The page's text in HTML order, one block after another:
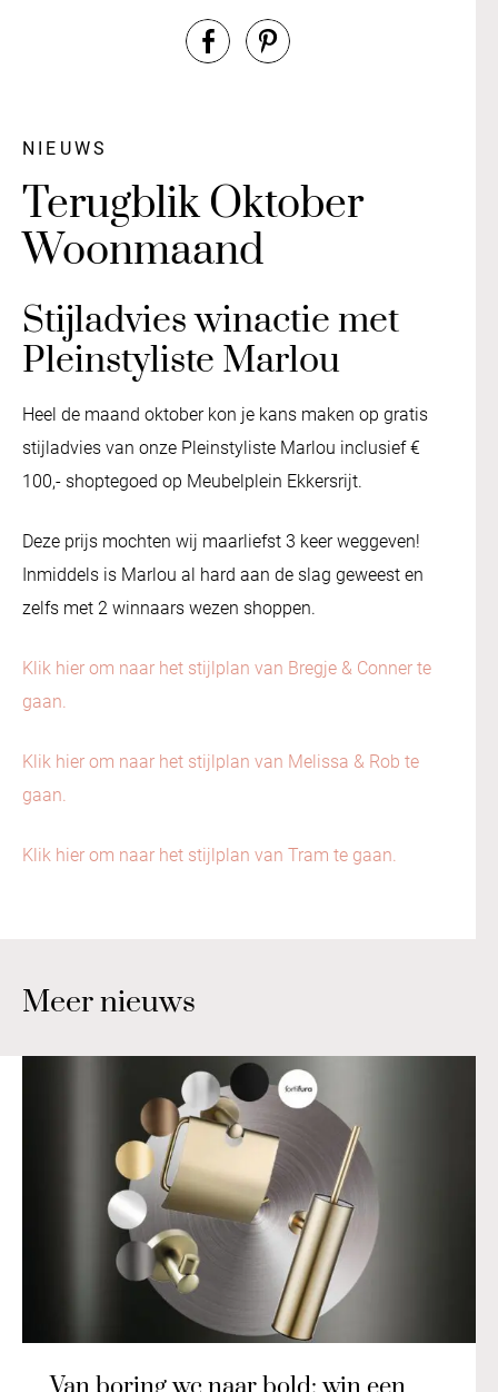
NIEUWS
Terugblik Oktober
Woonmaand
Stijladvies winactie met
Pleinstyliste Marlou
Heel de maand oktober kon je kans maken op gratis
stijladvies van onze Pleinstyliste Marlou inclusief €
100,- shoptegoed op Meubelplein Ekkersrijt.
Deze prijs mochten wij maarliefst 3 keer weggeven!
Inmiddels is Marlou al hard aan de slag geweest en
zelfs met 2 winnaars wezen shoppen.
Klik hier om naar het stijlplan van Bregje & Conner te
gaan.
Klik hier om naar het stijlplan van Melissa & Rob te
gaan.
Klik hier om naar het stijlplan van Tram te gaan.
Meer nieuws